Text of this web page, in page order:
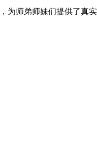
为师弟师妹们提供了真